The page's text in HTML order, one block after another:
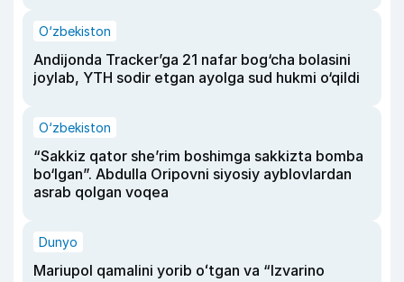
O‘zbekiston
Andijonda Tracker’ga 21 nafar bog‘cha bolasini
joylab, YTH sodir etgan ayolga sud hukmi o‘qildi
O‘zbekiston
“Sakkiz qator she’rim boshimga sakkizta bomba
bo‘lgan”. Abdulla Oripovni siyosiy ayblovlardan
asrab qolgan voqea
Dunyo
Mariupol qamalini yorib oʻtgan va “Izvarino